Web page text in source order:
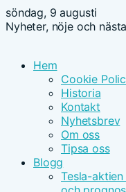
söndag, 9 augusti
Nyheter, nöje och
Hem
Cookie
Historia
Kontakt
Nyhetsbrev
Om oss
Tipsa oss
Blogg
Tesla-